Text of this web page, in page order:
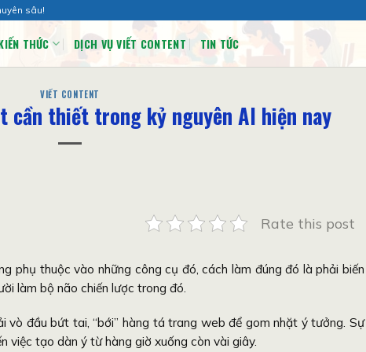
sâu!
THỨC DỊCH VỤ VIẾT CONTENT TIN TỨC
VIẾT CONTENT
cần thiết trong kỷ nguyên AI hiện nay
Rate this post
phụ thuộc vào những công cụ đó, cách làm đúng đó là phải biến
làm bộ não chiến lược trong đó.
vò đầu bứt tai, “bới” hàng tá trang web để gom nhặt ý tưởng. Sự
việc tạo dàn ý từ hàng giờ xuống còn vài giây.